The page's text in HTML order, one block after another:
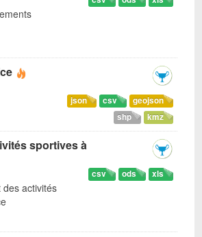
geojson
csv
json
kmz
shp
sportives à
xls
ods
csv
activités